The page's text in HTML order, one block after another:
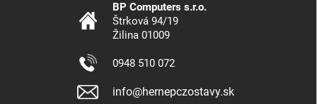
BP Computers s.r.o.
Štrková 94/19
Žilina 01009
0948 510 072
info@hernepczostavy.sk